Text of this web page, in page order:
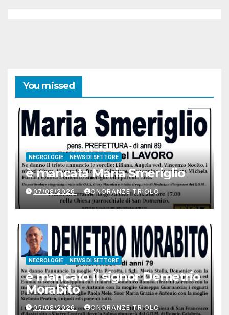
You missed
NECROLOGIE NEWS DI SETTORE
è mancata Maria Smeriglio
07/08/2026 ONORANZE TRIOLO
NECROLOGIE NEWS DI SETTORE
è mancato il signor Demetrio
Morabito
05/08/2026 ONORANZE TRIOLO